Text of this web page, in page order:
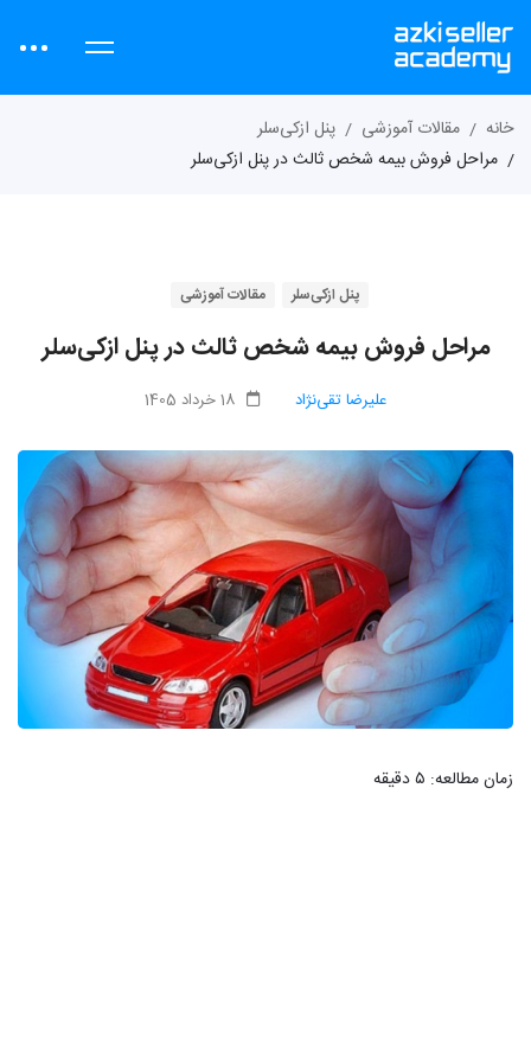
خانه مقالات آموزشی
پنل ازکی‌سلر
مراحل فروش بیمه شخص ثالث در پنل ازکی‌سلر
پنل ازکی‌سلر مقالات آموزشی
مراحل فروش بیمه شخص ثالث در پنل ازکی‌سلر
علیرضا تقی‌نژاد 18 خرداد 1405
زمان مطالعه: ۵دقیقه